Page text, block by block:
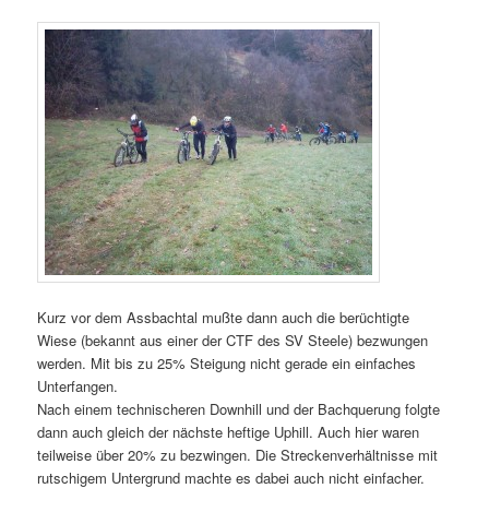
Kurz vor dem Assbachtal mußte dann auch die berüchtigte
Wiese (bekannt aus einer der CTF des SV Steele) bezwungen
werden. Mit bis zu 25% Steigung nicht gerade ein einfaches
Unterfangen.
Nach einem technischeren Downhill und der Bachquerung folgte
dann auch gleich der nächste heftige Uphill. Auch hier waren
teilweise über 20% zu bezwingen. Die Streckenverhältnisse mit
rutschigem Untergrund machte es dabei auch nicht einfacher.